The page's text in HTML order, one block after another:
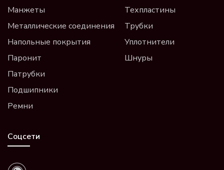
Манжеты
Металлические соединения
Напольные покрытия
Паронит
Патрубки
Подшипники
Ремни
Техпластины
Трубки
Уплотнители
Шнуры
Соцсети